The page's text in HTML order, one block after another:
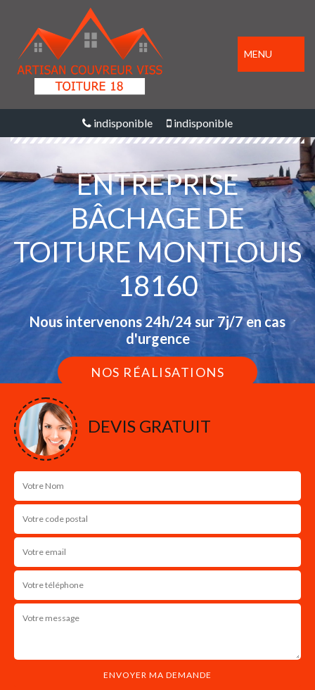
MENU
indisponible indisponible
ENTREPRISE
BÂCHAGE DE
TOITURE MONTLOUIS
18160
Nous intervenons 24h/24 sur 7j/7 en cas
d'urgence
NOS RÉALISATIONS
DEVIS GRATUIT